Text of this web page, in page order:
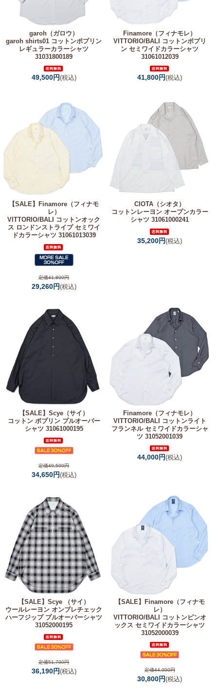
garoh（ガロウ）
garoh shirts01 コットンポプリン
レギュラーカラーシャツ
31031800189
49,500円(税込)
Finamore（フィナモレ）
VITTORIO/BALI コットンポプリ
ン セミワイドカラーシャツ
31061012039
41,800円(税込)
【SALE】
Finamore（フィナモ
レ）
VITTORIO/BALI コットンオック
ス ロンドンストライプ セミワイ
ドカラーシャツ 31061013039
定価41,800円
29,260円(税込)
CIOTA（シオタ）
コットンレーヨン オープンカラー
シャツ 31061000241
35,200円(税込)
【SALE】Scye（サイ）
コットン ポプリン プルオーバー
シャツ 31061000195
定価49,500円
34,650円(税込)
Finamore（フィナモレ）
VITTORIO/BALI コットンライト
フランネル セミワイドカラーシャ
ツ 31052001039
44,000円(税込)
【SALE】Scye （サイ）
ウールレーヨン オンブレチェック
ハーフジップ プルオーバーシャツ
31052000195
定価51,700円
36,190円(税込)
【SALE】
Finamore（フィナモ
レ）
VITTORIO/BALI コットンピンオ
ックス セミワイドカラーシャツ
31052000039
定価44,000円
30,800円(税込)